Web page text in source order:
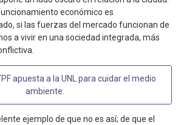
económico es
si las fuerzas del mercado funcionan de
a vivir en una sociedad integrada, más
apuesta a la UNL para cuidar el medio
ambiente
ejemplo de que no es así; de que el